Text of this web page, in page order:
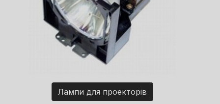
Лампи для проекторів